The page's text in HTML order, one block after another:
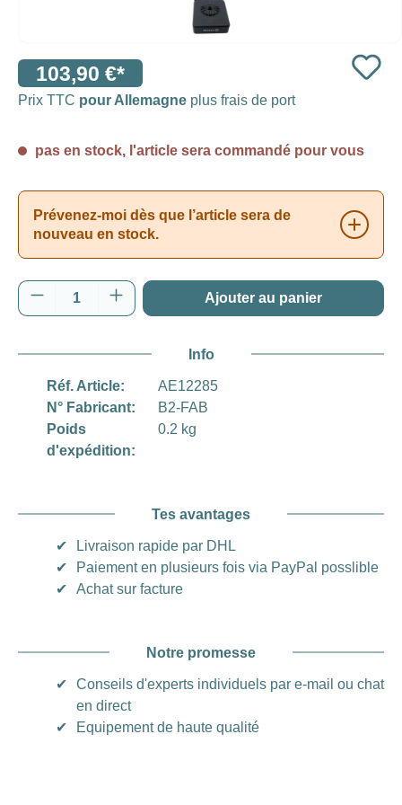
103,90 €*
Prix TTC pour Allemagne plus frais de port
pas en stock, l'article sera commandé pour vous
Prévenez-moi dès que l’article sera de
nouveau en stock.
Quantité de produit : Entrez la quantité
Ajouter au panier
Info
Réf. Article:
AE12285
N° Fabricant:
B2-FAB
Poids
d'expédition:
0.2 kg
Tes avantages
✔
Livraison rapide par DHL
✔
Paiement en plusieurs fois via PayPal posslible
✔
Achat sur facture
Notre promesse
✔
Conseils d'experts individuels par e-mail ou chat
en direct
✔
Equipement de haute qualité